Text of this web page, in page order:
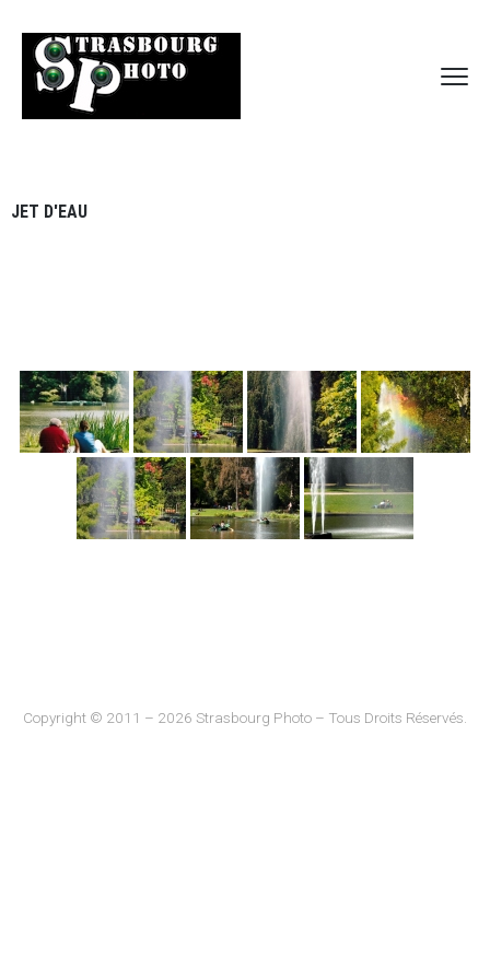
JET D'EAU
Copyright © 2011 – 2026 Strasbourg Photo – Tous Droits Réservés.